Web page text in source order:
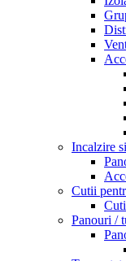
Incalzire
Cutii
Panouri /